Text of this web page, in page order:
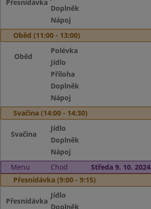
Přesnídávka
Doplněk
Nápoj
Oběd (11:00 - 13:00)
Oběd
Polévka
Jídlo
Příloha
Doplněk
Nápoj
Svačina (14:00 - 14:30)
Svačina
Jídlo
Doplněk
Nápoj
Menu
Chod
Středa 9. 10. 2024
Přesnídávka (9:00 - 9:15)
Přesnídávka
Jídlo
Doplněk